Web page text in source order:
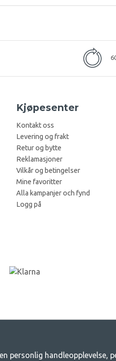
Kjøpesenter
Kontakt oss
Levering og frakt
Retur og bytte
Reklamasjoner
Vilkår og betingelser
Mine favoritter
Alla kampanjer och fynd
Logg på
personlig